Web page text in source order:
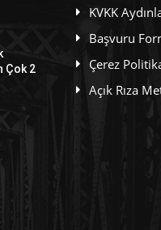
Çok 2
KVKK
Başvuru
Çerez
Açık Rıza